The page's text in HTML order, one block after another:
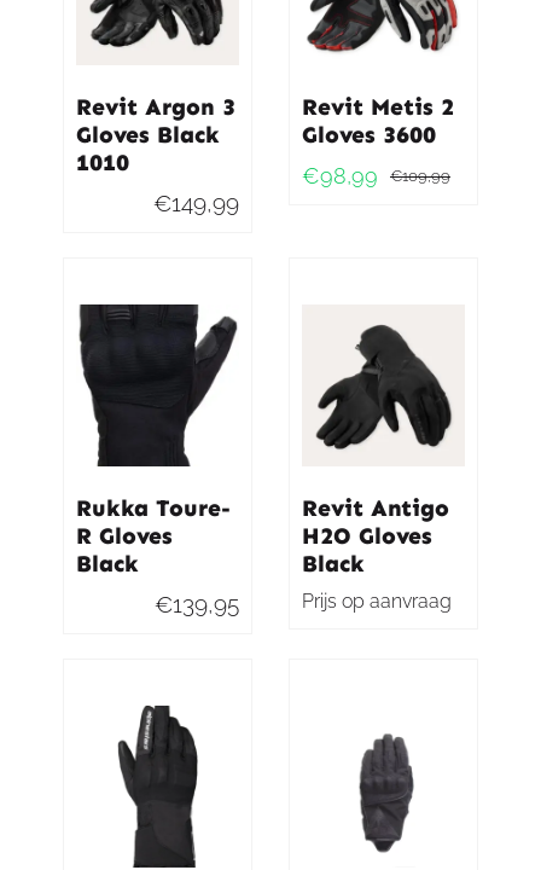
Revit Argon 3
Gloves Black
1010
€149,99
Revit Metis 2
Gloves 3600
€109,99
€98,99
Rukka Toure-
R Gloves
Black
€139,95
Revit Antigo
H2O Gloves
Black
Prijs op aanvraag